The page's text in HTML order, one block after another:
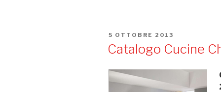
PUBBLICATO
IL
5 OTTOBRE 2013
Catalogo Cucine